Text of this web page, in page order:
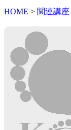
HOME > 関連講座